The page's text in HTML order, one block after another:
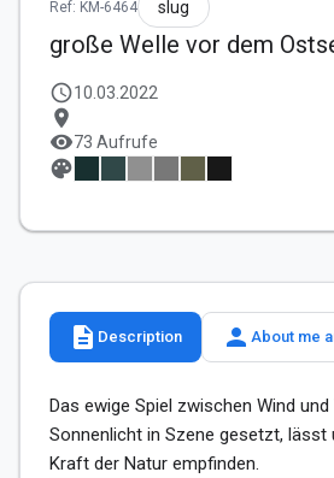
Ref: KM-6464 slug
große Welle vor dem
schedule10.03.2022
location_on
visibility73 Aufrufe
palette
description Description person About me
Das ewige Spiel zwischen Wind
Sonnenlicht in Szene gesetzt, lässt
Kraft der Natur empfinden.